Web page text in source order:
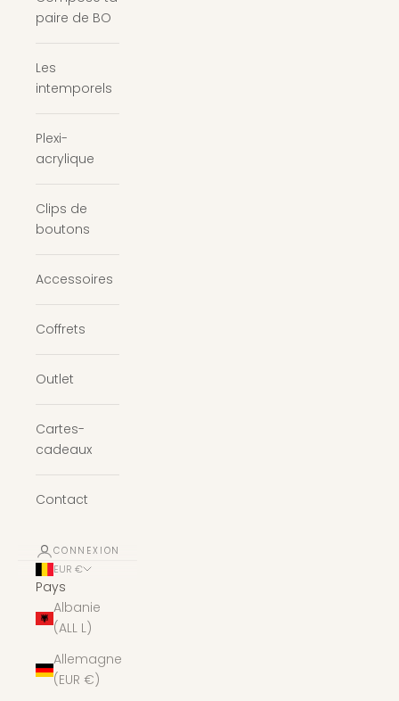
paire de BO
Les
intemporels
Plexi-
acrylique
Clips de
boutons
Accessoires
Coffrets
Outlet
Cartes-
cadeaux
Contact
CONNEXION
EUR €
Pays
Albanie
(ALL L)
Allemagne
(EUR €)